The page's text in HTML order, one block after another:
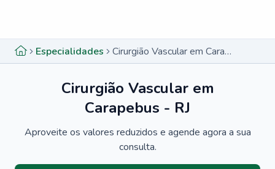
Especialidades Cirurgião Vascular em Carapebus - RJ
Cirurgião Vascular em
Carapebus - RJ
Aproveite os valores reduzidos e agende agora a sua
consulta.